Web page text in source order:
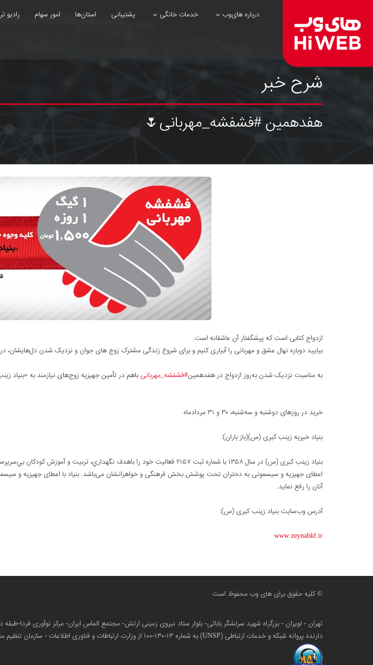
درباره های‌وب خدمات خانگی پشتیبانی استان‌ها امور سهام رادیو
شرح خبر
هفدهمین #فشفشه_مهربانی🌷
ازدواج کتابی است که پیشگفتار آن عاشقانه است.
بیایید دوباره نهال عشق و مهربانی را آبیاری کنیم و برای شروع زندگی مشترک زوج های جوان و نزدیک شدن دل‌هایشان،
به مناسبت نزدیک شدن به‌روز ازدواج در هفدهمین#فشفشه_مهربانی باهم در تأمین جهیزیه زوج‌های نیازمند به
خرید در روزهای دوشنبه و سه‌شنبه، ۳۰ و ۳۱ مردادماه
بنیاد خیریه زینب کبری (س)(باز باران):
بنیاد زینب کبری (س) در سال ۱۳۵۸ با شماره ثبت ۲۱۵۷ فعالیت خود را باهدف
اعطای جهیزیه و سیسمونی به دختران تحت پوشش بخش فرهنگی و ‏خواهرانشان می‌باشد.‏ بنیاد با اعطای جهیزیه و
آنان را رفع نماید.‏‏
آدرس وب‌سایت بنیاد زینب کبری (س):
www.zeynabkf.ir
© کلیه حقوق برای های وب محفوظ است
تهران - لویزان - بزرگراه شهید سرلشگر بابائی- بلوار ستاد نیروی زمینی ارتش- مجتمع الماس ایران- مرکز نوآوری فردا-طبقه
دارنده پروانه شبکه و خدمات ارتباطی (UNSP) به شماره ۱۳-۱۳۰-۱۰۰
از وزارت ارتباطات و فناوری اطلاعات - سازمان تنظیم